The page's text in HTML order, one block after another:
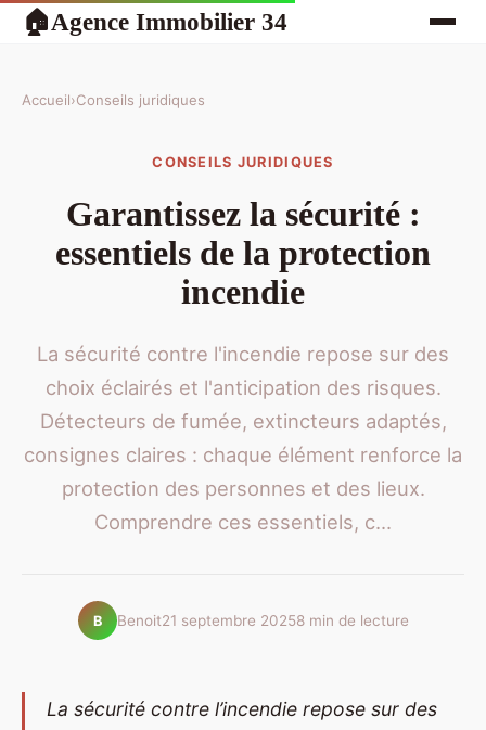
🏠Agence Immobilier 34
Accueil›Conseils juridiques
CONSEILS JURIDIQUES
Garantissez la sécurité :
essentiels de la protection
incendie
La sécurité contre l'incendie repose sur des
choix éclairés et l'anticipation des risques.
Détecteurs de fumée, extincteurs adaptés,
consignes claires : chaque élément renforce la
protection des personnes et des lieux.
Comprendre ces essentiels, c...
B Benoit21 septembre 20258 min de lecture
La sécurité contre l’incendie repose sur des